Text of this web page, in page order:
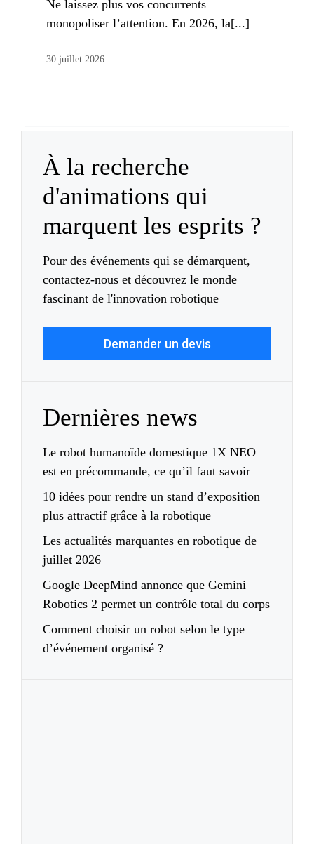
Ne laissez plus vos concurrents
monopoliser l’attention. En 2026, la[...]
30 juillet 2026
À la recherche
d'animations qui
marquent les esprits ?
Pour des événements qui se démarquent,
contactez-nous et découvrez le monde
fascinant de l'innovation robotique
Demander un devis
Dernières news
Le robot humanoïde domestique 1X NEO
est en précommande, ce qu’il faut savoir
10 idées pour rendre un stand d’exposition
plus attractif grâce à la robotique
Les actualités marquantes en robotique de
juillet 2026
Google DeepMind annonce que Gemini
Robotics 2 permet un contrôle total du corps
Comment choisir un robot selon le type
d’événement organisé ?